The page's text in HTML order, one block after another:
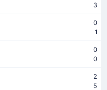
3
0
1
0
0
2
5